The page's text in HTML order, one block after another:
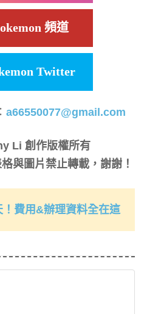
頻道
Twitter
a66550077@gmail.com
Li 創作版權所有
與圖片禁止轉載，謝謝！
費用&辦理資料全在這